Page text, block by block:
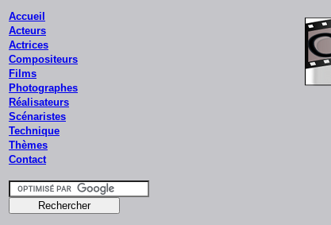
Accueil
Acteurs
Actrices
Compositeurs
Films
Photographes
Réalisateurs
Scénaristes
Technique
Thèmes
Contact